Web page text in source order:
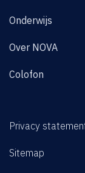
Onderwijs
Over NOVA
Colofon
Privacy
Sitemap